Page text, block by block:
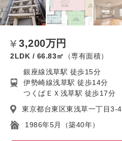
3,200万円
2LDK / 66.83㎡ （専有面積）
銀座線浅草駅 徒歩15分
伊勢崎線浅草駅 徒歩14分
つくばＥＸ浅草駅 徒歩17分
東京都台東区東浅草一丁目3-4
1986年5月（築40年）